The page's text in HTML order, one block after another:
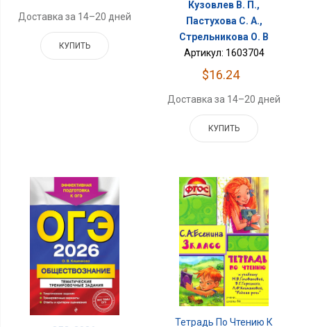
Доставка за 14–20 дней
КУПИТЬ
Кузовлев В. П.,
Пастухова С. А.,
Стрельникова О. В
Артикул: 1603704
$16.24
Доставка за 14–20 дней
КУПИТЬ
Тетрадь По Чтению К